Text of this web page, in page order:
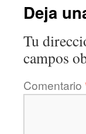
Deja
Tu
campos
Comentario